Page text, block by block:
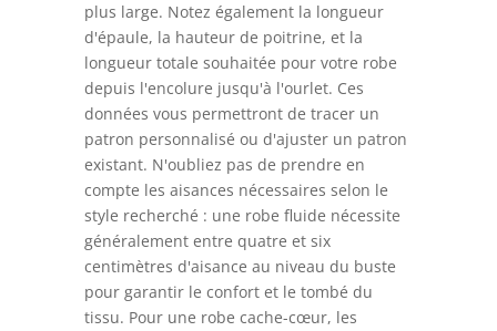
plus large. Notez également la longueur
d'épaule, la hauteur de poitrine, et la
longueur totale souhaitée pour votre robe
depuis l'encolure jusqu'à l'ourlet. Ces
données vous permettront de tracer un
patron personnalisé ou d'ajuster un patron
existant. N'oubliez pas de prendre en
compte les aisances nécessaires selon le
style recherché : une robe fluide nécessite
généralement entre quatre et six
centimètres d'aisance au niveau du buste
pour garantir le confort et le tombé du
tissu. Pour une robe cache-cœur, les